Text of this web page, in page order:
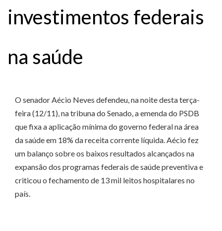
investimentos federais
na saúde
O senador Aécio Neves defendeu, na noite desta terça-
feira (12/11), na tribuna do Senado, a emenda do PSDB
que fixa a aplicação mínima do governo federal na área
da saúde em 18% da receita corrente líquida. Aécio fez
um balanço sobre os baixos resultados alcançados na
expansão dos programas federais de saúde preventiva e
criticou o fechamento de 13 mil leitos hospitalares no
país.